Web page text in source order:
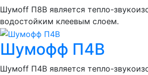
Шумоff П8В является тепло-
водостойким клеевым слоем.
Шумофф П4В
Шумоff П4В является тепло-